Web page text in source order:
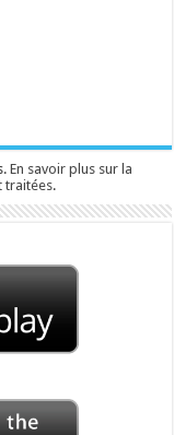
En savoir plus sur la
traitées.